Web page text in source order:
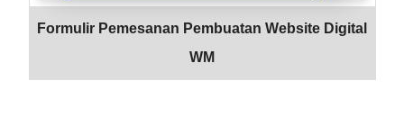
Formulir Pemesanan Pembuatan Website Digital
WM